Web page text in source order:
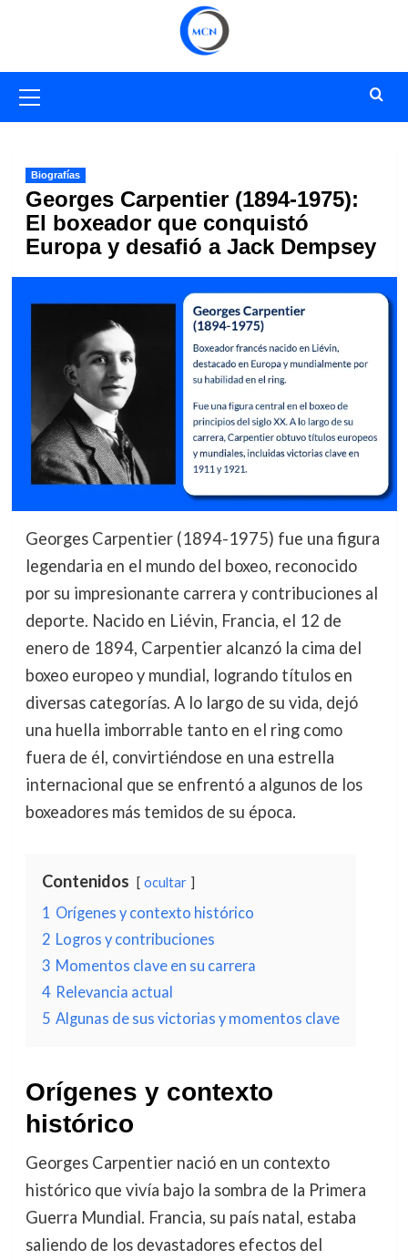
primario
Biografías
Georges Carpentier (1894-1975):
El boxeador que conquistó
Europa y desafió a Jack Dempsey
Georges Carpentier (1894-1975) fue una figura
legendaria en el mundo del boxeo, reconocido
por su impresionante carrera y contribuciones al
deporte. Nacido en Liévin, Francia, el 12 de
enero de 1894, Carpentier alcanzó la cima del
boxeo europeo y mundial, logrando títulos en
diversas categorías. A lo largo de su vida, dejó
una huella imborrable tanto en el ring como
fuera de él, convirtiéndose en una estrella
internacional que se enfrentó a algunos de los
boxeadores más temidos de su época.
Contenidos ocultar
1 Orígenes y contexto histórico
2 Logros y contribuciones
3 Momentos clave en su carrera
4 Relevancia actual
5 Algunas de sus victorias y momentos clave
Orígenes y contexto
histórico
Georges Carpentier nació en un contexto
histórico que vivía bajo la sombra de la Primera
Guerra Mundial. Francia, su país natal, estaba
saliendo de los devastadores efectos del